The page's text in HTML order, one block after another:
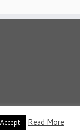
Accept Read More